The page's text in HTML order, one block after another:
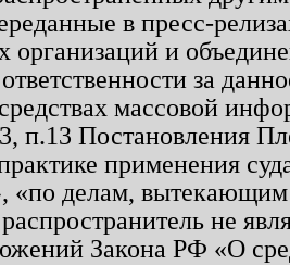
в пресс-
организаций и
за
массовой
п.13 Постановления
применения
«по делам, вытекающим
не
Закона РФ «О